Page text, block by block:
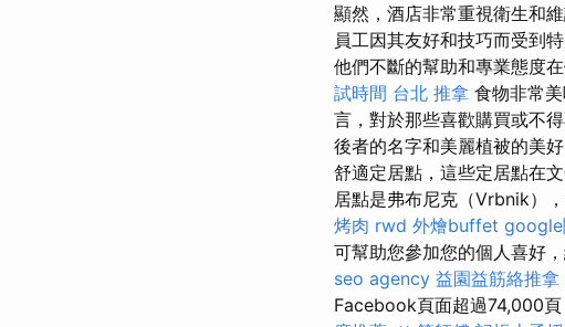
顯然，酒店非常重視衛生和
員工因其友好和技巧而受到
他們不斷的幫助和專業態度
試時間 台北 推拿 食物非常
言，對於那些喜歡購買或不
後者的名字和美麗植被的美好
舒適定居點，這些定居點在
居點是弗布尼克（Vrbnik）
烤肉 rwd 外燴buffet google
可幫助您參加您的個人喜好
seo agency 益園益筋絡推拿
Facebook頁面超過74,000頁